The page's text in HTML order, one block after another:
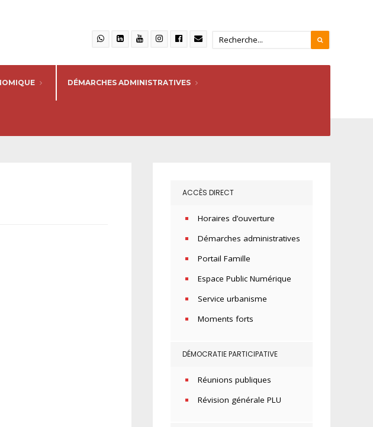
DÉMARCHES ADMINISTRATIVES
ACCÈS DIRECT
Horaires d’ouverture
Démarches administratives
Portail Famille
Espace Public Numérique
Service urbanisme
Moments forts
DÉMOCRATIE PARTICIPATIVE
Réunions publiques
Révision générale PLU